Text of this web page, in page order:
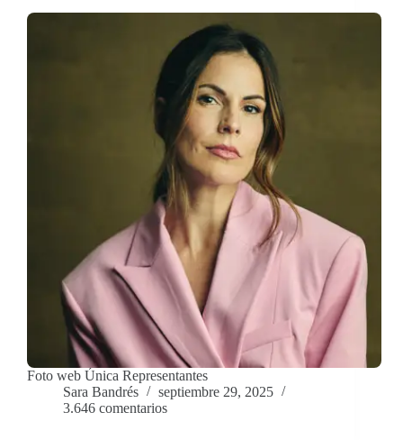
Foto web Única Representantes
Sara Bandrés
septiembre 29, 2025
3.646 comentarios